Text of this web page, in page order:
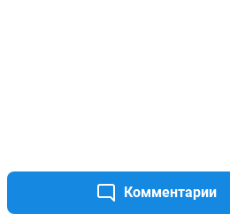
Комментарии